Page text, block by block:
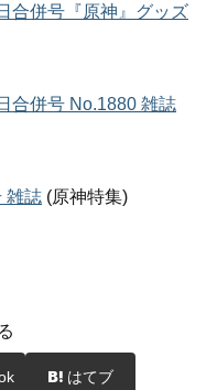
合併号『原神』グッズ
合併号 No.1880 雑誌
雑誌 (原神特集)
はてブ